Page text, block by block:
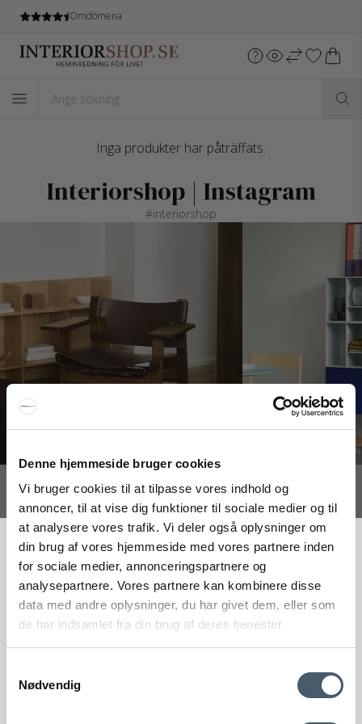
Denne hjemmeside bruger cookies
Vi bruger cookies til at tilpasse vores indhold og
annoncer, til at vise dig funktioner til sociale medier og til
at analysere vores trafik. Vi deler også oplysninger om
din brug af vores hjemmeside med vores partnere inden
for sociale medier, annonceringspartnere og
analysepartnere. Vores partnere kan kombinere disse
data med andre oplysninger, du har givet dem, eller som
de har indsamlet fra din brug af deres tjenester.
Nødvendig
Omdömena
Inga produkter har påträffats.
Interiorshop | Instagram
#interiorshop
Interiør A/S
Løsning
Højmarksvej 34
DK-8723 Løsning
(Google Maps)
Ry
Kyhnsvej 6
(Google Maps)
Viborg
FÅ 20 % RABATT
Få 20 % rabatt genom att prenumerera på vårt nyhetsbrev. *Din rabatt
kan inte användas på redan nedsatta varor eller produkter från
Rocket.